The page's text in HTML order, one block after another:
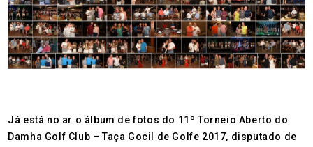
Já está no ar o álbum de fotos do 11º Torneio Aberto do
Damha Golf Club – Taça Gocil de Golfe 2017, disputado de